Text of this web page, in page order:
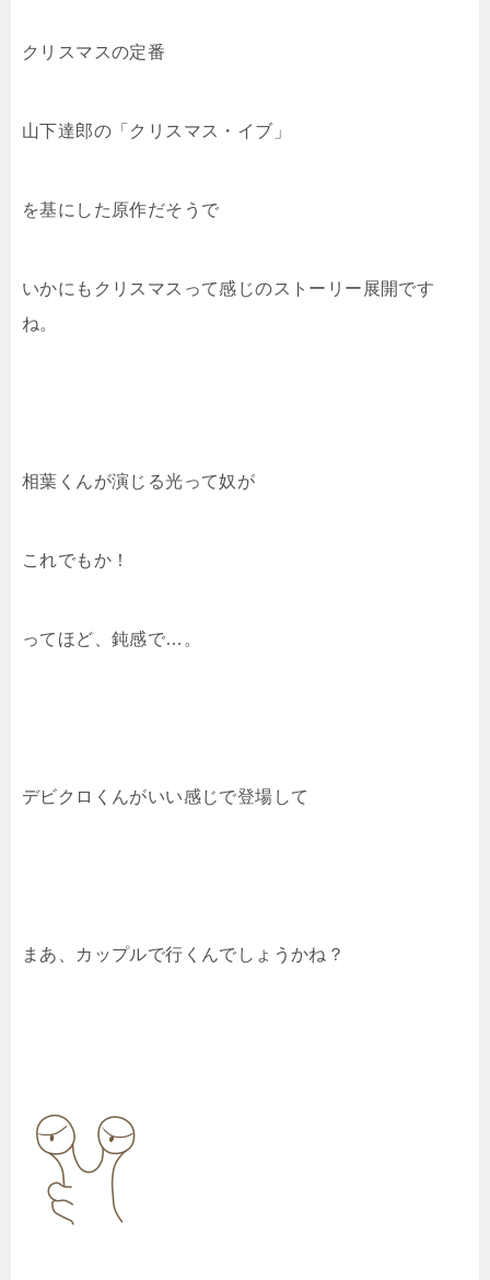
クリスマスの定番
山下達郎の「クリスマス・イブ」
を基にした原作だそうで
いかにもクリスマスって感じのストーリー展開です
ね。
相葉くんが演じる光って奴が
これでもか！
ってほど、鈍感で…。
デビクロくんがいい感じで登場して
まあ、カップルで行くんでしょうかね？